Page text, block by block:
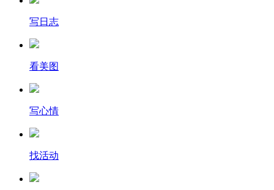
写日志
看美图
写心情
找活动